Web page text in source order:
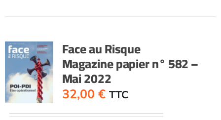
581
-
Avril
2022
Face au Risque
Magazine papier n° 582 –
Mai 2022
32,00 € TTC